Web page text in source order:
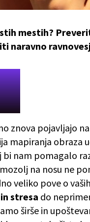
mestih?
naravno
znova pojavljajo
mapiranja obraza
nam pomagalo
na nosu ne
veliko pove o
stresa do
širše in